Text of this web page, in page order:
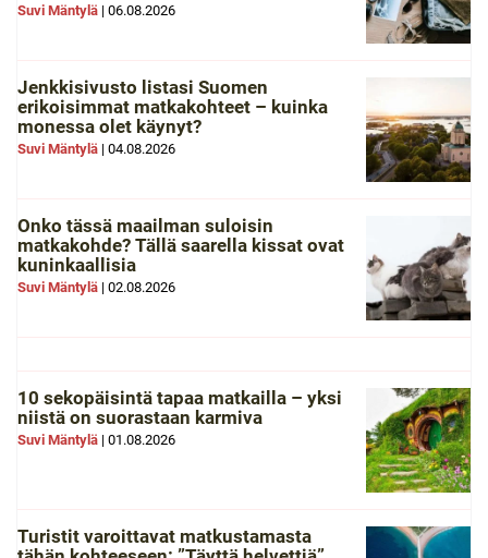
Suvi Mäntylä | 06.08.2026
Jenkkisivusto listasi Suomen
erikoisimmat matkakohteet – kuinka
monessa olet käynyt?
Suvi Mäntylä | 04.08.2026
Onko tässä maailman suloisin
matkakohde? Tällä saarella kissat ovat
kuninkaallisia
Suvi Mäntylä | 02.08.2026
10 sekopäisintä tapaa matkailla – yksi
niistä on suorastaan karmiva
Suvi Mäntylä | 01.08.2026
Turistit varoittavat matkustamasta